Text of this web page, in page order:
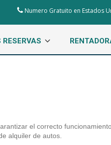
Numero Gratuito en Estados
RESERVAS
el correcto
alquiler de autos.